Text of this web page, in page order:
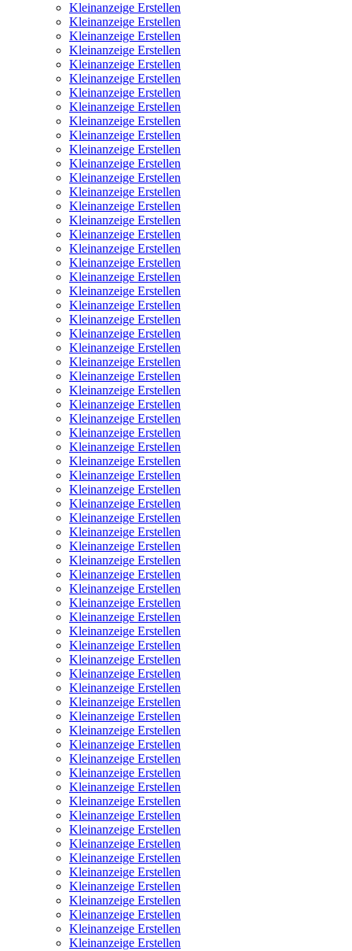
Kleinanzeige Erstellen
Kleinanzeige Erstellen
Kleinanzeige Erstellen
Kleinanzeige Erstellen
Kleinanzeige Erstellen
Kleinanzeige Erstellen
Kleinanzeige Erstellen
Kleinanzeige Erstellen
Kleinanzeige Erstellen
Kleinanzeige Erstellen
Kleinanzeige Erstellen
Kleinanzeige Erstellen
Kleinanzeige Erstellen
Kleinanzeige Erstellen
Kleinanzeige Erstellen
Kleinanzeige Erstellen
Kleinanzeige Erstellen
Kleinanzeige Erstellen
Kleinanzeige Erstellen
Kleinanzeige Erstellen
Kleinanzeige Erstellen
Kleinanzeige Erstellen
Kleinanzeige Erstellen
Kleinanzeige Erstellen
Kleinanzeige Erstellen
Kleinanzeige Erstellen
Kleinanzeige Erstellen
Kleinanzeige Erstellen
Kleinanzeige Erstellen
Kleinanzeige Erstellen
Kleinanzeige Erstellen
Kleinanzeige Erstellen
Kleinanzeige Erstellen
Kleinanzeige Erstellen
Kleinanzeige Erstellen
Kleinanzeige Erstellen
Kleinanzeige Erstellen
Kleinanzeige Erstellen
Kleinanzeige Erstellen
Kleinanzeige Erstellen
Kleinanzeige Erstellen
Kleinanzeige Erstellen
Kleinanzeige Erstellen
Kleinanzeige Erstellen
Kleinanzeige Erstellen
Kleinanzeige Erstellen
Kleinanzeige Erstellen
Kleinanzeige Erstellen
Kleinanzeige Erstellen
Kleinanzeige Erstellen
Kleinanzeige Erstellen
Kleinanzeige Erstellen
Kleinanzeige Erstellen
Kleinanzeige Erstellen
Kleinanzeige Erstellen
Kleinanzeige Erstellen
Kleinanzeige Erstellen
Kleinanzeige Erstellen
Kleinanzeige Erstellen
Kleinanzeige Erstellen
Kleinanzeige Erstellen
Kleinanzeige Erstellen
Kleinanzeige Erstellen
Kleinanzeige Erstellen
Kleinanzeige Erstellen
Kleinanzeige Erstellen
Kleinanzeige Erstellen